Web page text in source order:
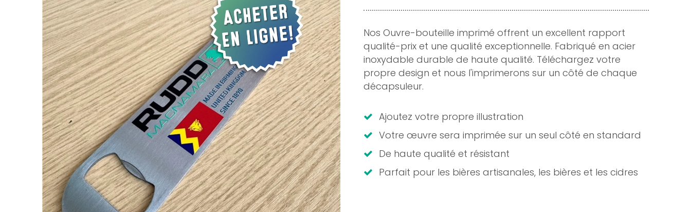
Nos Ouvre-bouteille imprimé offrent un excellent rapport
qualité-prix et une qualité exceptionnelle. Fabriqué en acier
inoxydable durable de haute qualité. Téléchargez votre
propre design et nous l'imprimerons sur un côté de chaque
décapsuleur.
Ajoutez votre propre illustration
Votre œuvre sera imprimée sur un seul côté en standard
De haute qualité et résistant
Parfait pour les bières artisanales, les bières et les cidres